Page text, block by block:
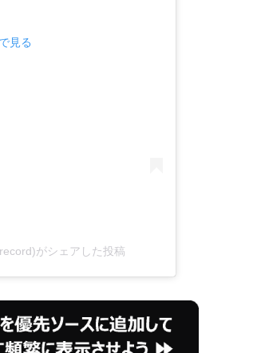
見る
がシェアした投稿